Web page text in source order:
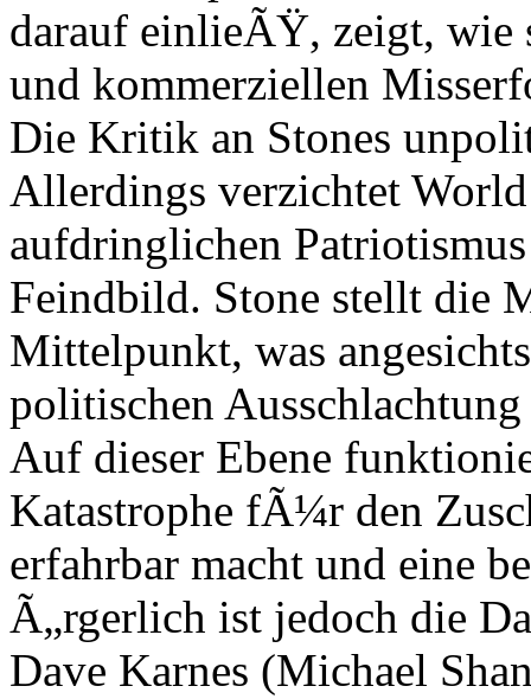
darauf einlieÃŸ, zeigt, wie
und kommerziellen
Die Kritik an Stones
Allerdings verzichtet
aufdringlichen
Feindbild. Stone stellt die
Mittelpunkt, was
politischen
Auf dieser Ebene
Katastrophe fÃ¼r den
erfahrbar macht und eine
Ã„rgerlich ist jedoch die
Dave Karnes (Michael